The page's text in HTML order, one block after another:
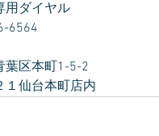
用ダイヤル
6564
葉区本町1-5-2
１仙台本町店内